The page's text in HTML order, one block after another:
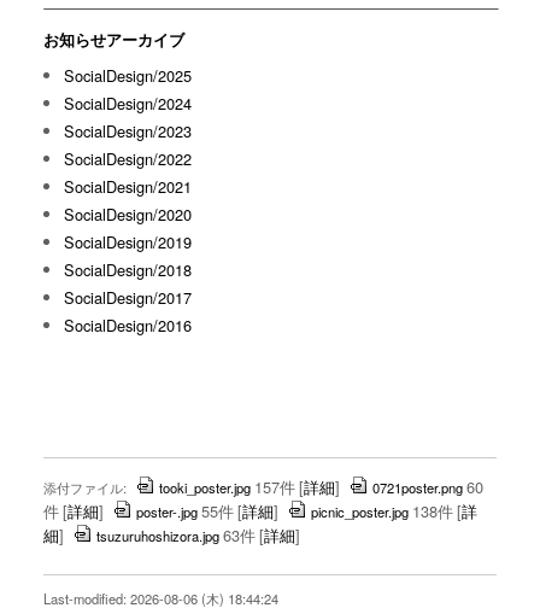
お知らせアーカイブ
SocialDesign/2025
SocialDesign/2024
SocialDesign/2023
SocialDesign/2022
SocialDesign/2021
SocialDesign/2020
SocialDesign/2019
SocialDesign/2018
SocialDesign/2017
SocialDesign/2016
添付ファイル: tooki_poster.jpg 157件[詳細] 0721poster.png60
件[詳細] poster-.jpg55件[詳細] picnic_poster.jpg 138件[詳
細] tsuzuruhoshizora.jpg63件[詳細]
Last-modified: 2026-08-06 (木) 18:44:24